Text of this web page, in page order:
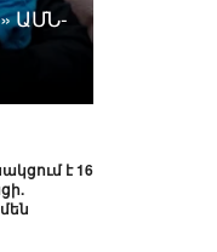
ԱՄՆ-
է 16